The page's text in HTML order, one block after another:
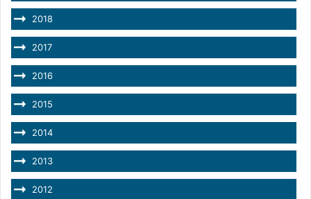
2018
2017
2016
2015
2014
2013
2012